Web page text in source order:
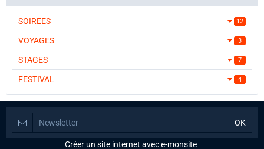
SOIREES 12
VOYAGES 3
STAGES 7
FESTIVAL 4
Créer un site internet avec e-monsite